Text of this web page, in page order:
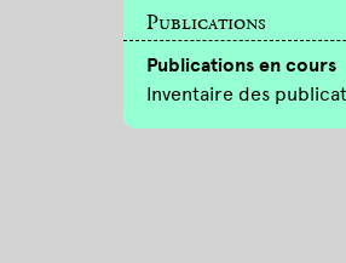
Publications
Publications en cours
Inventaire des